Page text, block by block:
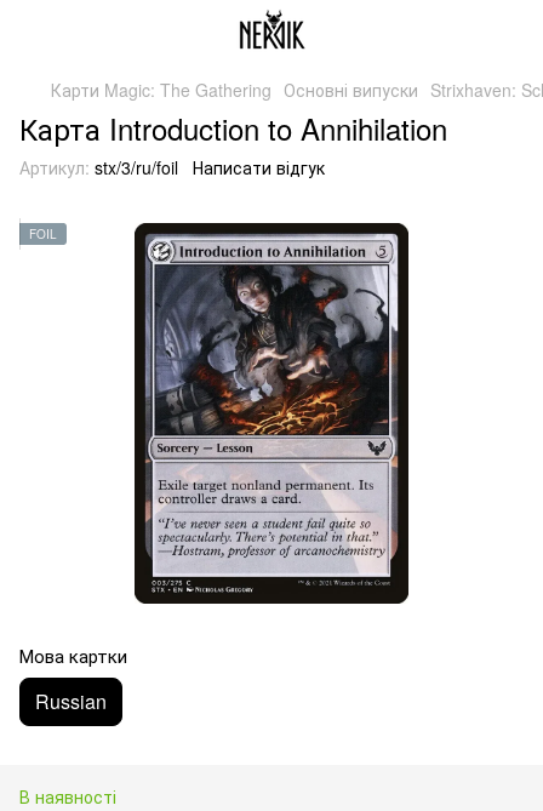
Карти Magic: The Gathering Основні випуски Strixhaven:
Карта Introduction to Annihilation
Артикул: stx/3/ru/foil Написати відгук
FOIL
Мова картки
Russian
В наявності